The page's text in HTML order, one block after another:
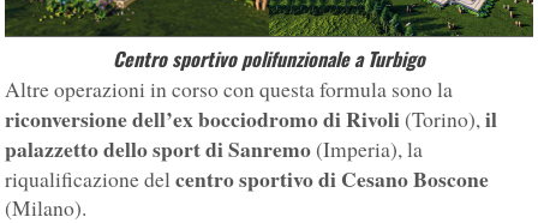
Centro sportivo polifunzionale a Turbigo
Altre operazioni in corso con questa formula sono la
riconversione dell’ex bocciodromo di Rivoli(Torino),il
palazzetto dello sport di Sanremo(Imperia), la
riqualificazione delcentro sportivo di Cesano Boscone
(Milano).